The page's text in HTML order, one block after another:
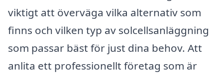
viktigt att överväga vilka alternativ som
finns och vilken typ av solcellsanläggning
som passar bäst för just dina behov. Att
anlita ett professionellt företag som är